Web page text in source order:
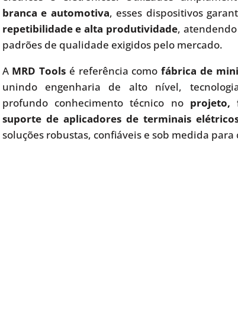
branca e automotiva, esses dispositivos
repetibilidade e alta produtividade,
padrões de qualidade exigidos pelo mercado.
A MRD Tools é referência comofábrica de
unindo engenharia de alto nível,
profundo conhecimento técnico no projeto,
suporte de aplicadores de terminais
soluções robustas, confiáveis e sob medida para